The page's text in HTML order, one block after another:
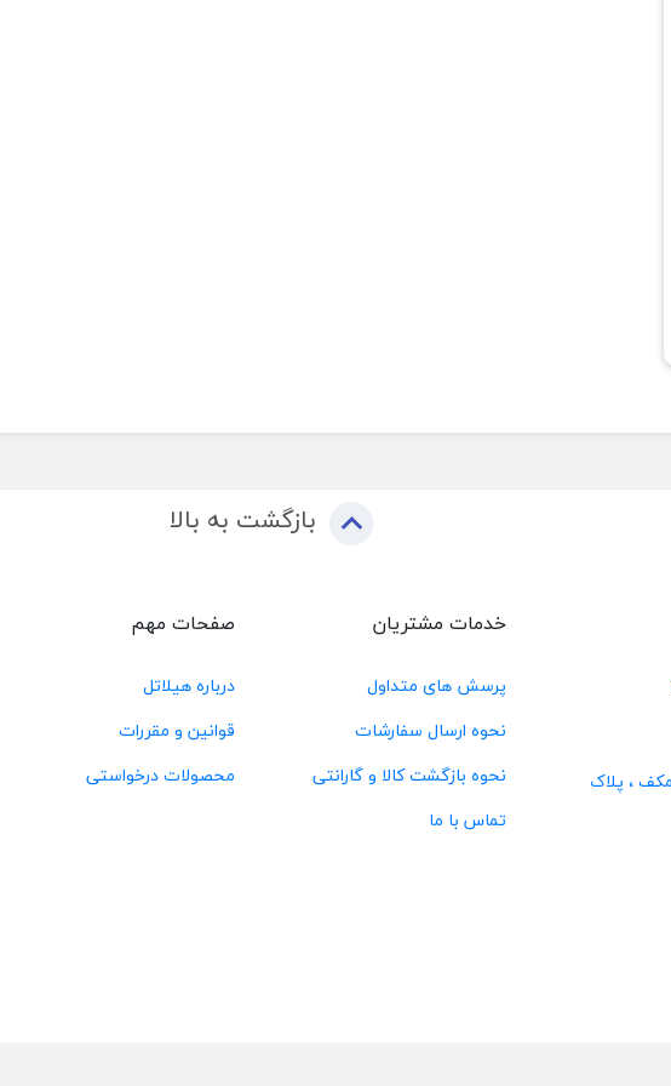
بازگشت به بالا
، پلاک
خدمات مشتریان
پرسش های متداول
نحوه ارسال سفارشات
نحوه بازگشت کالا و گارانتی
تماس با ما
صفحات مهم
درباره هیلاتل
قوانین و مقررات
محصولات درخواستی